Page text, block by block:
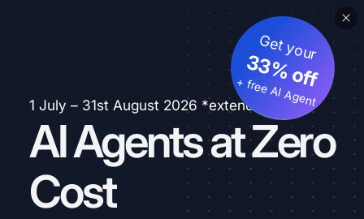
1 July – 31st August 2026 *extended
AI Agents at Zero
Cost
Get your
33% off
+ free AI Agent